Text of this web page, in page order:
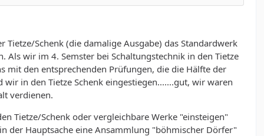
Schenk (die damalige Ausgabe) das Standardwerk
wir im 4. Semster bei Schaltungstechnik in den Tietze
mit den entsprechenden Prüfungen, die die Hälfte der
in den Tietze Schenk eingestiegen.......gut, wir waren
verdienen.
Tietze/Schenk oder vergleichbare Werke "einsteigen"
der Hauptsache eine Ansammlung "böhmischer Dörfer"